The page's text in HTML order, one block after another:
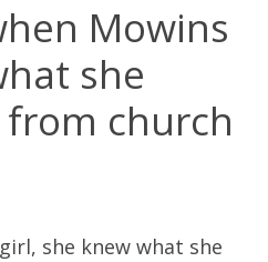
Mowins
she
from church
she knew what she